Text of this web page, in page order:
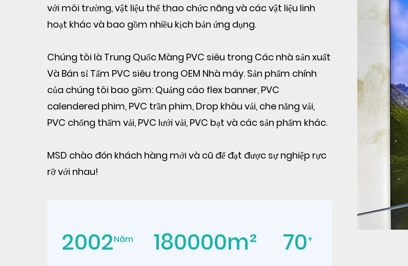
với môi trường, vật liệu thể thao chức năng và các vật liệu linh
hoạt khác và bao gồm nhiều kịch bản ứng dụng.
Chúng tôi là Trung Quốc Màng PVC siêu trong Các nhà sản xuất
Và Bán sỉ Tấm PVC siêu trong OEM Nhà máy. Sản phẩm chính
của chúng tôi bao gồm: Quảng cáo flex banner, PVC
calendered phim, PVC trần phim, Drop khâu vải, che nắng vải,
PVC chống thấm vải, PVC lưới vải, PVC bạt và các sản phẩm khác.
MSD chào đón khách hàng mới và cũ để đạt được sự nghiệp rực
rỡ với nhau!
2002Năm 180000m² 70+